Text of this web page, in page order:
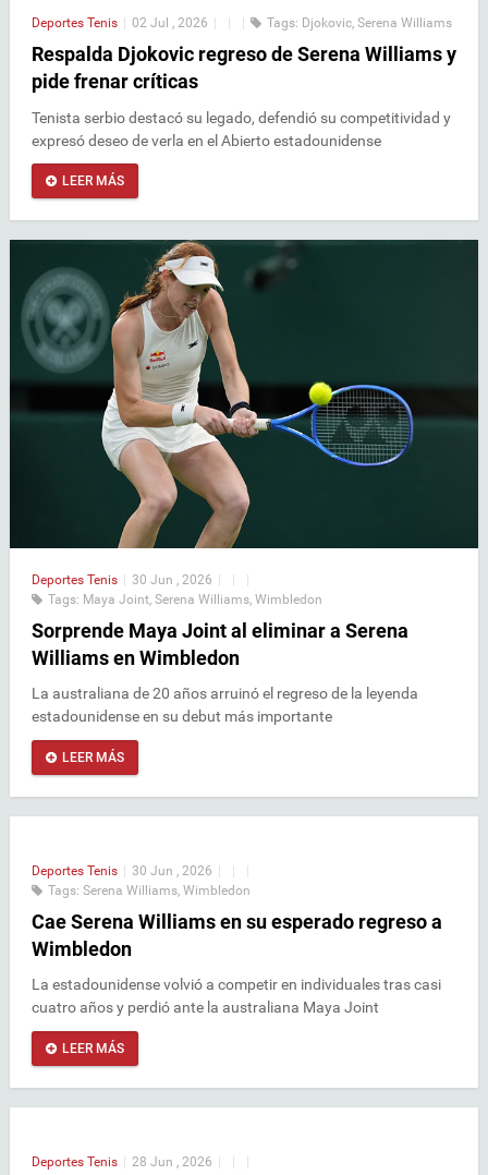
Deportes Tenis 02 Jul , 2026 Tags: Djokovic, Serena Williams
Respalda Djokovic regreso de Serena Williams y
pide frenar críticas
Tenista serbio destacó su legado, defendió su competitividad y
expresó deseo de verla en el Abierto estadounidense
LEER MÁS
Deportes Tenis | 30 Jun , 2026 | |
|
Tags: Maya Joint Serena Williams Wimbledon
Sorprende Maya Joint al eliminar a Serena
Williams en Wimbledon
La australiana de 20 años arruinó el regreso de la leyenda
estadounidense en su debut más importante
LEER MÁS
Deportes Tenis | 30 Jun , 2026 | |
|
Tags: Serena Williams Wimbledon
Cae Serena Williams en su esperado regreso a
Wimbledon
La estadounidense volvió a competir en individuales tras casi
cuatro años y perdió ante la australiana Maya Joint
LEER MÁS
Deportes Tenis | 28 Jun , 2026 | |
|